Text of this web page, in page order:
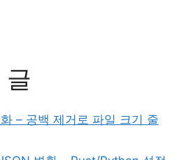
글
– 공백 제거로 파일 크기 줄